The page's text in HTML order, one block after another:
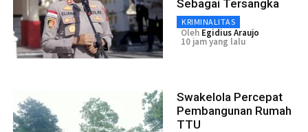
Sebagai Tersangka
KRIMINALITAS
Oleh Egidius Araujo
10 jam yang lalu
Swakelola Percepat
Pembangunan Rumah
TTU